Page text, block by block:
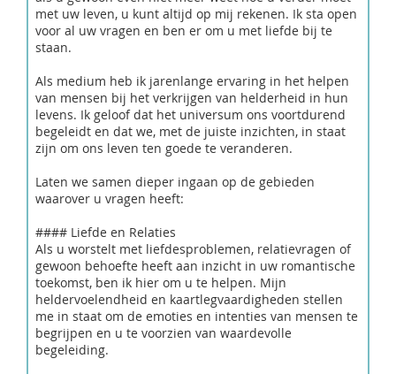
met uw leven, u kunt altijd op mij rekenen. Ik sta open
voor al uw vragen en ben er om u met liefde bij te
staan.
Als medium heb ik jarenlange ervaring in het helpen
van mensen bij het verkrijgen van helderheid in hun
levens. Ik geloof dat het universum ons voortdurend
begeleidt en dat we, met de juiste inzichten, in staat
zijn om ons leven ten goede te veranderen.
Laten we samen dieper ingaan op de gebieden
waarover u vragen heeft:
#### Liefde en Relaties
Als u worstelt met liefdesproblemen, relatievragen of
gewoon behoefte heeft aan inzicht in uw romantische
toekomst, ben ik hier om u te helpen. Mijn
heldervoelendheid en kaartlegvaardigheden stellen
me in staat om de emoties en intenties van mensen te
begrijpen en u te voorzien van waardevolle
begeleiding.